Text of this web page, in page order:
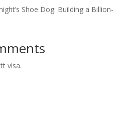
Shoe Dog: Building a Billion-
visa.